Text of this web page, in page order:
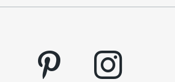
pinterest instagram